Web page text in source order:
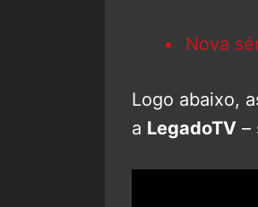
Nova
Logo abaixo,
a LegadoTV –